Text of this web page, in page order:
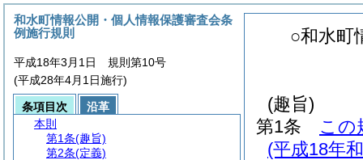
○和水町
(趣旨)
第1条
この
(平成18年
和水町情報公開・個人情報保護審査会条
例施行規則
平成18年3月1日 規則第10号
(平成28年4月1日施行)
条項目次
沿革
本則
第1条(趣旨)
第2条(定義)